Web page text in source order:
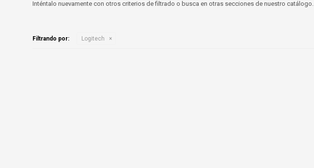
Inténtalo nuevamente con otros criterios de filtrado o busca en otras secciones de nuestro catálogo.
Filtrando por: Logitech